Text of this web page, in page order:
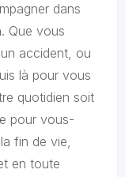
dans
Que vous
accident, ou
là pour vous
quotidien soit
pour vous-
fin de vie,
en toute